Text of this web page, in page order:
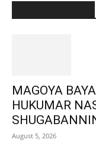
MAGOYA
HUKUMAR
August 5, 2026